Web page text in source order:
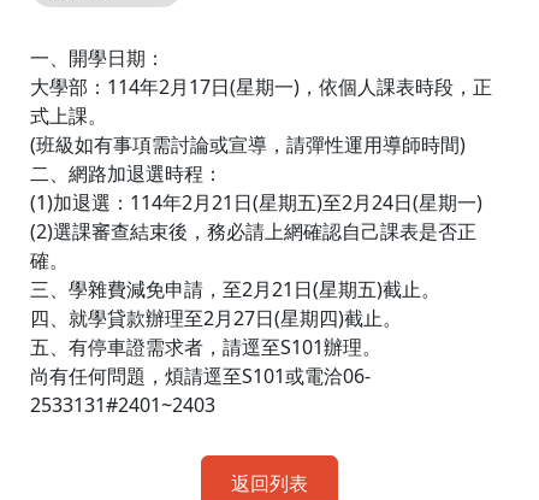
一、開學日期：
大學部：114年2月17日(星期一)，依個人課表時段，正
式上課。
(班級如有事項需討論或宣導，請彈性運用導師時間)
二、網路加退選時程：
(1)加退選：114年2月21日(星期五)至2月24日(星期一)
(2)選課審查結束後，務必請上網確認自己課表是否正
確。
三、學雜費減免申請，至2月21日(星期五)截止。
四、就學貸款辦理至2月27日(星期四)截止。
五、有停車證需求者，請逕至S101辦理。
尚有任何問題，煩請逕至S101或電洽06-
2533131#2401~2403
返回列表